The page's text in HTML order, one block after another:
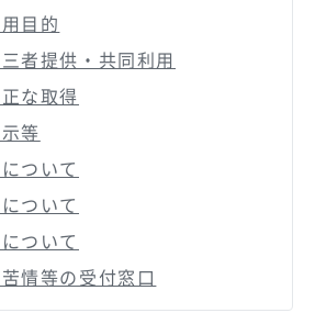
目的
者提供・共同利用
な取得
等
ついて
ついて
ついて
情等の受付窓口